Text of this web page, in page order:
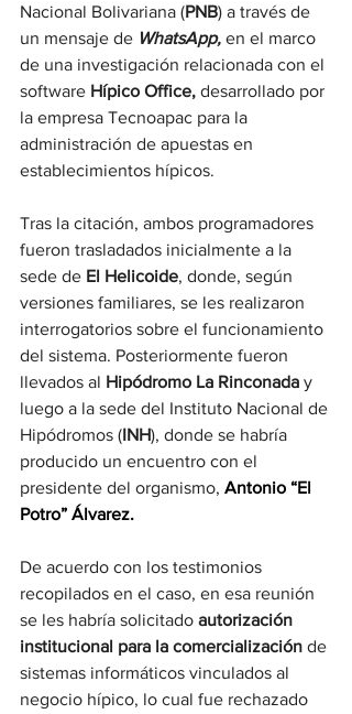
Nacional Bolivariana (PNB) a través de
un mensaje de WhatsApp, en el marco
de una investigación relacionada con el
software Hípico Office, desarrollado por
la empresa Tecnoapac para la
administración de apuestas en
establecimientos hípicos.
Tras la citación, ambos programadores
fueron trasladados inicialmente a la
sede de El Helicoide, donde, según
versiones familiares, se les realizaron
interrogatorios sobre el funcionamiento
del sistema. Posteriormente fueron
llevados al Hipódromo La Rinconada y
luego a la sede del Instituto Nacional de
Hipódromos (INH), donde se habría
producido un encuentro con el
presidente del organismo, Antonio “El
Potro” Álvarez.
De acuerdo con los testimonios
recopilados en el caso, en esa reunión
se les habría solicitado autorización
institucional para la comercialización de
sistemas informáticos vinculados al
negocio hípico, lo cual fue rechazado